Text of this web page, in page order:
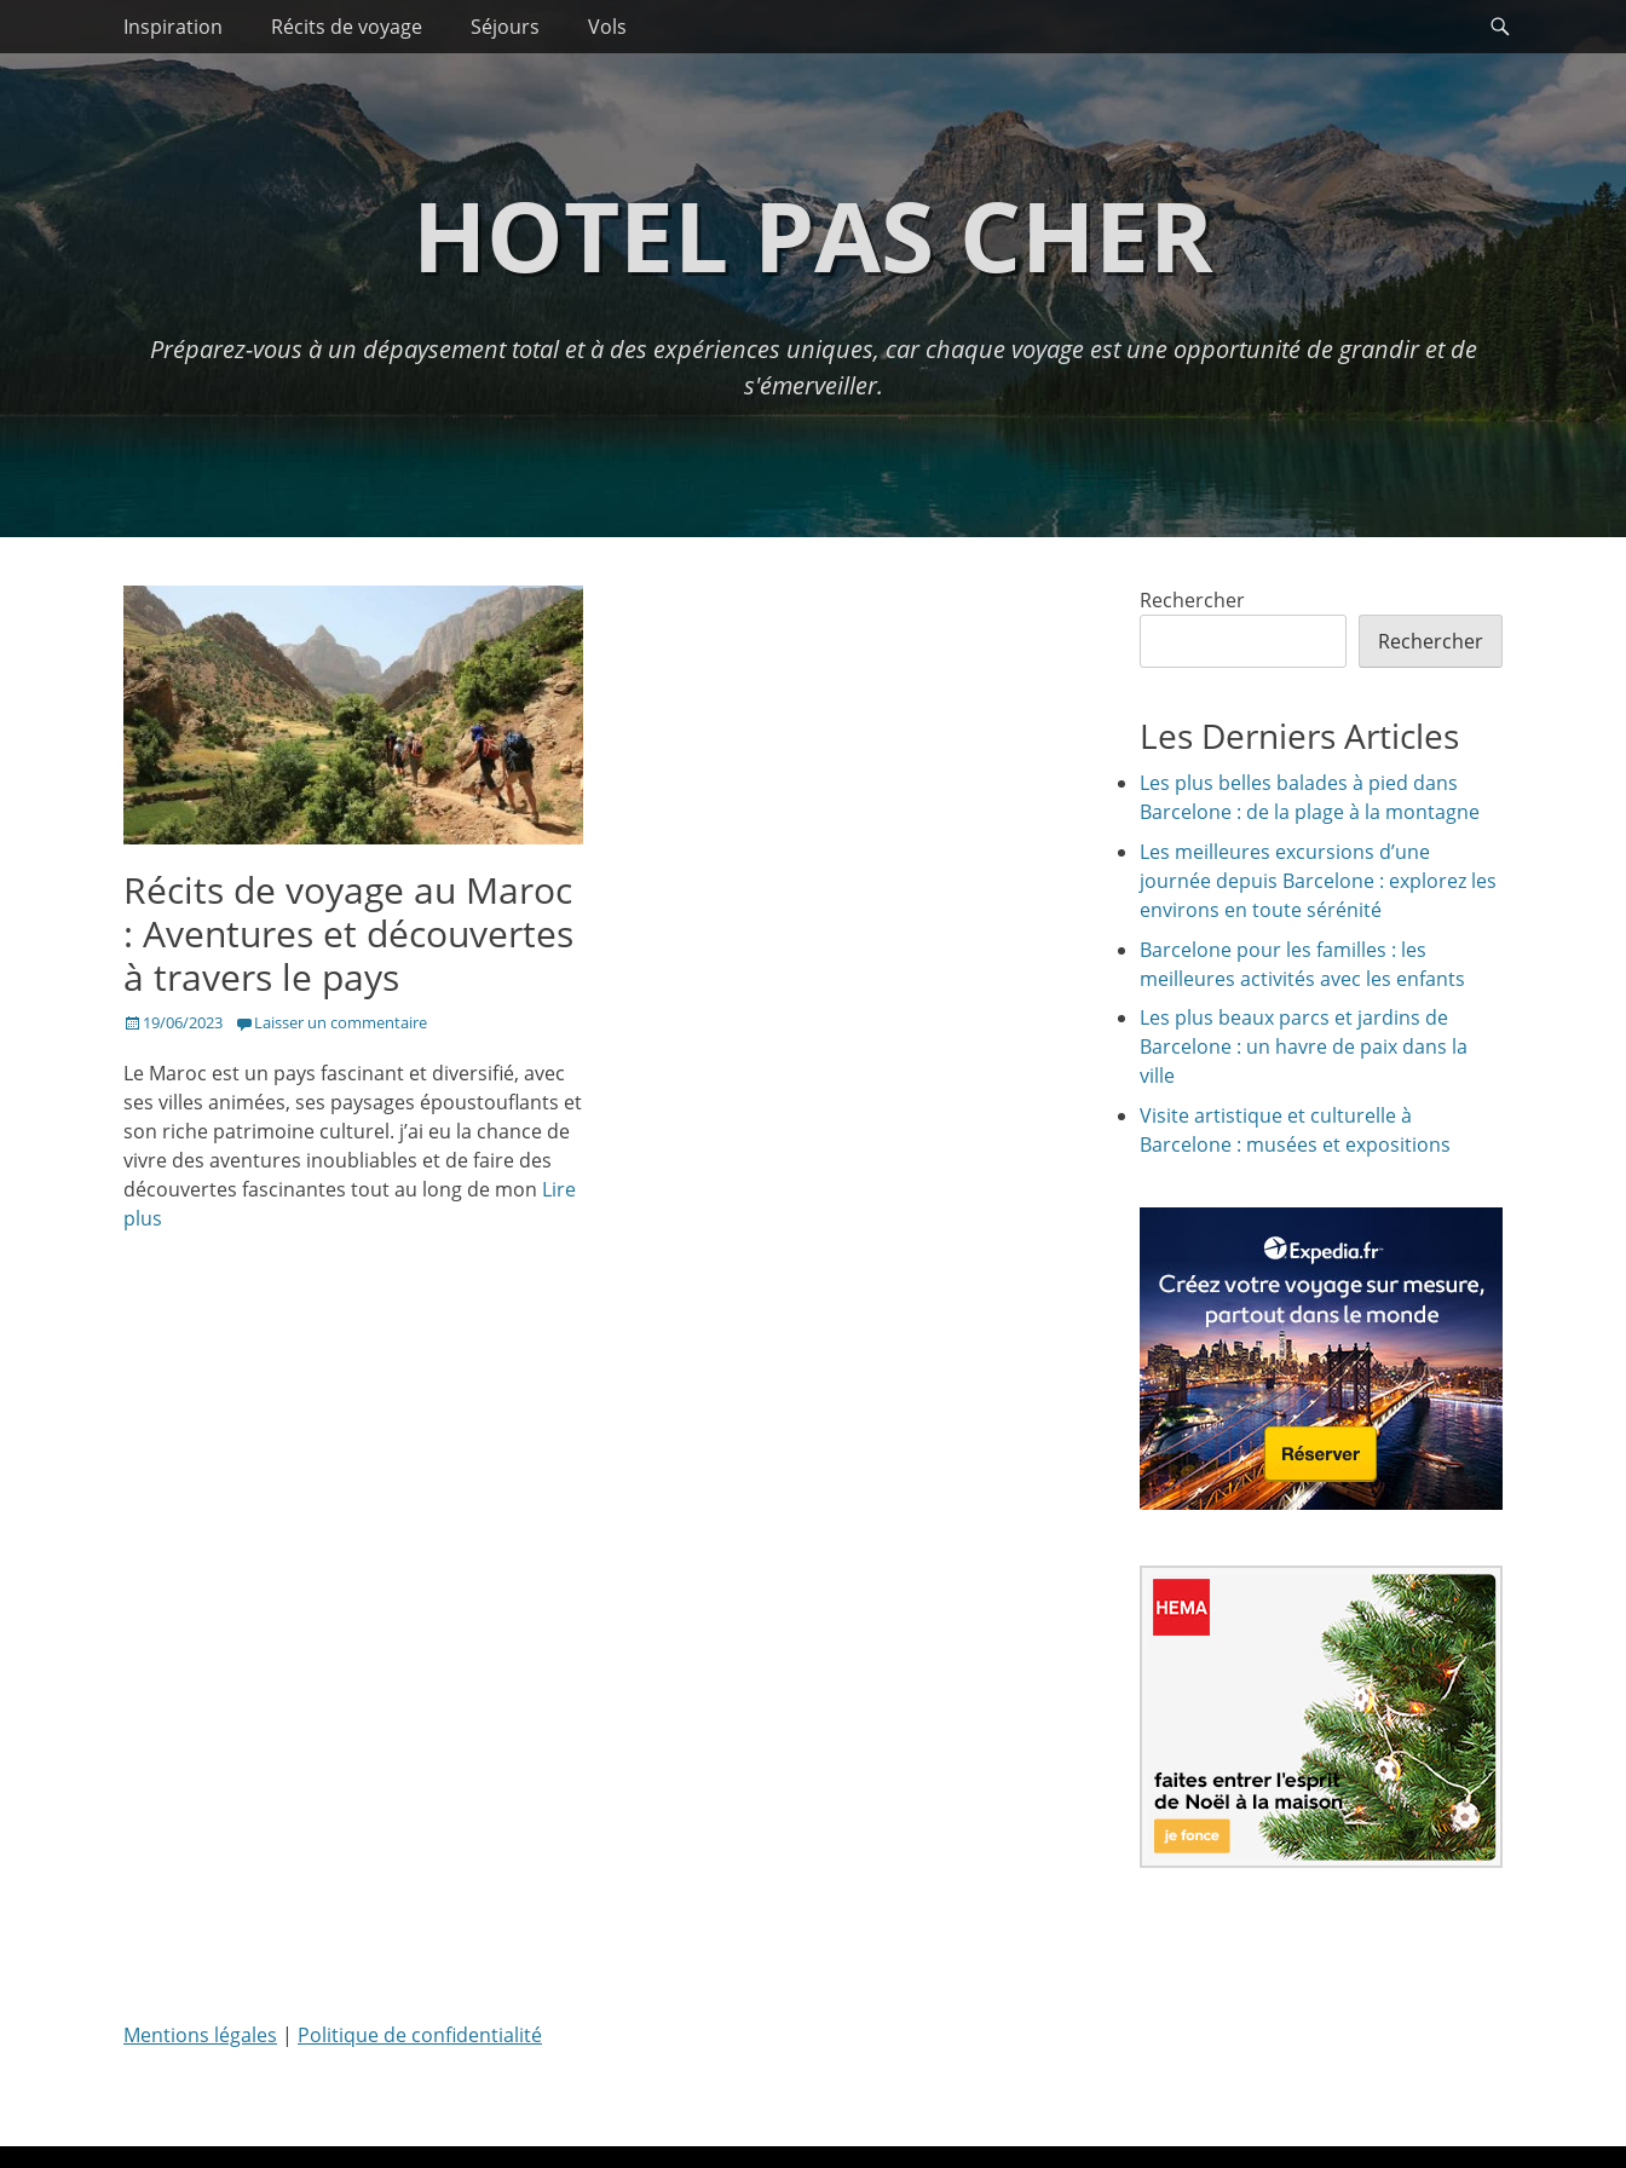
Passer
contenu
Premier menu
Inspiration Récits de voyage Séjours Vols
HOTEL PAS CHER
Préparez-vous à un dépaysement total et à des expériences uniques, car chaque voyage est une opportunité de grandir et de
s'émerveiller.
Récits de voyage au Maroc
: Aventures et découvertes
à travers le pays
Posté19/06/2023 Laisser un commentaire
Le Maroc est un pays fascinant et diversifié, avec
ses villes animées, ses paysages époustouflants et
son riche patrimoine culturel. j’ai eu la chance de
vivre des aventures inoubliables et de faire des
découvertes fascinantes tout au long de mon Lire
plus
Rechercher
Rechercher
Les Derniers Articles
Les plus belles balades à pied dans
Barcelone : de la plage à la montagne
Les meilleures excursions d’une
journée depuis Barcelone : explorez les
environs en toute sérénité
Barcelone pour les familles : les
meilleures activités avec les enfants
Les plus beaux parcs et jardins de
Barcelone : un havre de paix dans la
ville
Visite artistique et culturelle à
Barcelone : musées et expositions
Mentions légales | Politique de confidentialité